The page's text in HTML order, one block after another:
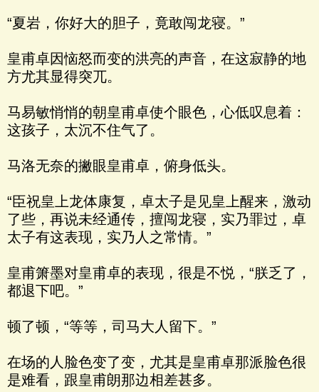
“夏岩，你好大的胆子，竟敢闯龙寝。”
皇甫卓因恼怒而变的洪亮的声音，在这寂静的地
方尤其显得突兀。
马易敏悄悄的朝皇甫卓使个眼色，心低叹息着：
这孩子，太沉不住气了。
马洛无奈的撇眼皇甫卓，俯身低头。
“臣祝皇上龙体康复，卓太子是见皇上醒来，激动
了些，再说未经通传，擅闯龙寝，实乃罪过，卓
太子有这表现，实乃人之常情。”
皇甫箫墨对皇甫卓的表现，很是不悦，“朕乏了，
都退下吧。”
顿了顿，“等等，司马大人留下。”
在场的人脸色变了变，尤其是皇甫卓那派脸色很
是难看，跟皇甫朗那边相差甚多。